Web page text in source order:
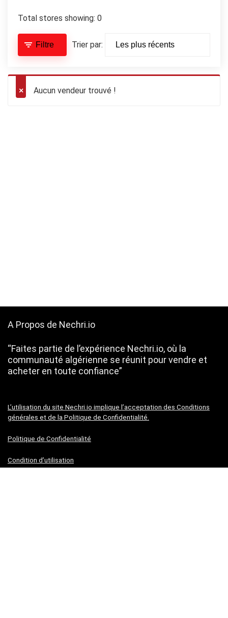
Total stores showing: 0
Filtre Trier par:
Aucun vendeur trouvé !
A Propos de Nechri.io
“Faites partie de l’expérience Nechri.io, où la
communauté algérienne se réunit pour vendre et
acheter en toute confiance”
L’utilisation du site Nechri.io implique l’acceptation des Conditions
générales et de la Politique de Confidentialité.
Politique de Confidentialité
Condition d’utilisation